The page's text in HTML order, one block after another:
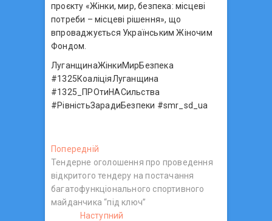
проєкту «Жінки, мир, безпека: місцеві
потреби – місцеві рішення», що
впроваджується Українським Жіночим
Фондом.
ЛуганщинаЖінкиМирБезпека
#1325КоаліціяЛуганщина
#1325_ПРОтиНАСильства
#РівністьЗарадиБезпеки #smr_sd_ua
Н
а
в
і
Попередній
о
п
е
р
е
Тендерне оголошення про проведення
відкритого тендеру на постачання
багатофункціонального спортивного
майданчика “під ключ”
Наступний